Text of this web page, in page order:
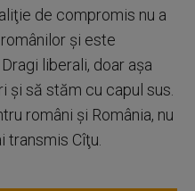
de compromis nu a
şi este
liberali, doar aşa
şi să stăm cu capul sus.
români şi România, nu
transmis Cîţu.